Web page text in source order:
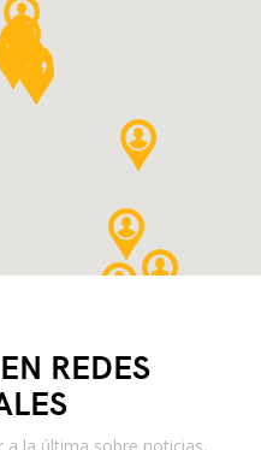
REDES
a la última sobre noticias,